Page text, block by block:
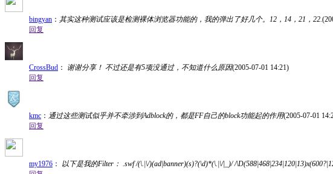
bingyan ： 其实这种测试应该是检测裸体浏览器功能的，我的弹出了好几个。12，14，21，22.
回复
CrossBud ： 谢谢分享！ 不过还是有5项没通过，不知道什么原因(2005-07-01 14:21)
回复
kmc ： 通过这些测试似乎并不牵涉到Adblock的，都是FF自己的block功能起的作用(2005-07-01
回复
my1976 ： 以下是我的Filter： .swf /(\.|\/)(ad|banner)(s)?(\d)*(\.|\/|_)/ /